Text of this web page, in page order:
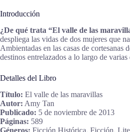
Introducción
¿De qué trata “El valle de las
despliega las vidas de dos mujeres que
Ambientadas en las casas de cortesanas
destinos entrelazados a lo largo de varias
Detalles del Libro
Título: El valle de las maravillas
Autor: Amy Tan
Publicado: 5 de noviembre de 2013
Páginas: 589
Géneros: Ficción Histórica, Ficción,